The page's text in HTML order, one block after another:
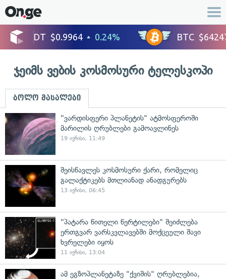
ჯეიმს ვების კოსმოსური ტელესკოპი
ბოლო მასალები
"ვარდისფერი პლანეტის" ატმოსფეროში
მარილის ღრუბლები გამოავლინეს
19 ივნისი, 11:49
შეისწავლეს კოსმოსური ქარი, რომელიც
გალაქტიკებს მთლიანად ანადგურებს
13 ივნისი, 06:45
"პატარა წითელი წერტილები" შეიძლება
ერთგვარ ვარსკვლავებში მოქცეული შავი
ხვრელები იყოს
11 ივნისი, 13:04
ამ ეგზოპლანეტაზე "ქვიშის" ღრუბლებია,